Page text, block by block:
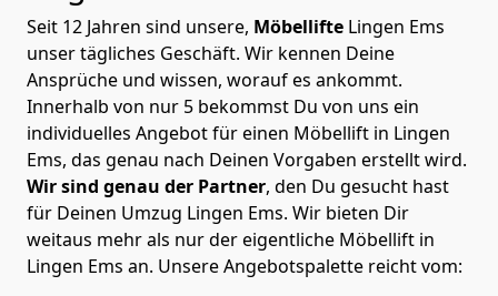
Seit 12 Jahren sind unsere, Möbellifte Lingen Ems
unser tägliches Geschäft. Wir kennen Deine
Ansprüche und wissen, worauf es ankommt.
Innerhalb von nur 5 bekommst Du von uns ein
individuelles Angebot für einen Möbellift in Lingen
Ems, das genau nach Deinen Vorgaben erstellt wird.
Wir sind genau der Partner, den Du gesucht hast
für Deinen Umzug Lingen Ems. Wir bieten Dir
weitaus mehr als nur der eigentliche Möbellift in
Lingen Ems an. Unsere Angebotspalette reicht vom: